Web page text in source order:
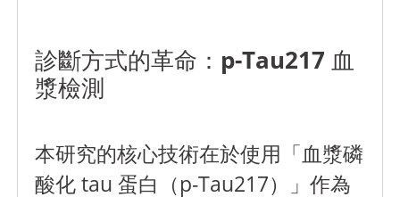
診斷方式的革命：p-Tau217 血
漿檢測
本研究的核心技術在於使用「血漿磷
酸化 tau 蛋白（p-Tau217）」作為